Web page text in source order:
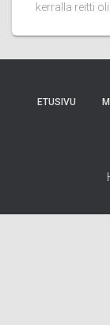
kerralla reitti
ETUSIVU